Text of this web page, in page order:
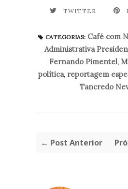
TWITTER
CATEGORIAS: Café com
Administrativa
Fernando Pimentel,
política, reportagem
Tancredo
← Post Anterior